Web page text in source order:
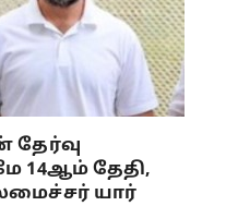
14ஆம் தேதி,
யார்